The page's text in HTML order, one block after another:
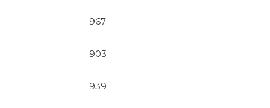
967
903
939